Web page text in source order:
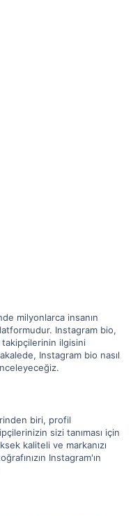
milyonlarca insanın
Instagram bio,
takipçilerinin ilgisini
Instagram bio nasıl
biri, profil
sizi tanıması için
kaliteli ve markanızı
Instagram'ın